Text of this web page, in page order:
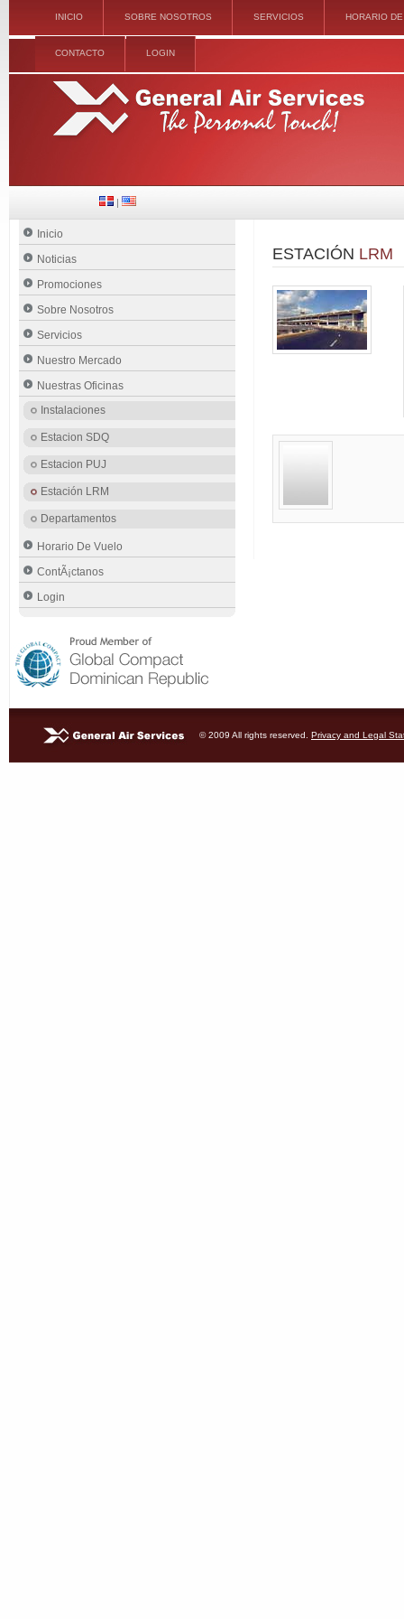
INICIO SOBRE NOSOTROS SERVICIOS HORARIO
CONTACTO LOGIN
|
Inicio
Noticias
Promociones
Sobre Nosotros
Servicios
Nuestro Mercado
Nuestras Oficinas
Instalaciones
Estacion SDQ
Estacion PUJ
Estación LRM
Departamentos
Horario De Vuelo
ContÃ¡ctanos
Login
ESTACIÓN LRM
© 2009 All rights reserved. Privacy and Legal